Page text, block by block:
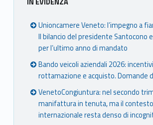
Unioncamere Veneto: l’impegno a
Il bilancio del presidente Santocono
per l’ultimo anno di mandato
Bando veicoli aziendali 2026:
rottamazione e acquisto. Domande
VenetoCongiuntura: nel secondo
manifattura in tenuta, ma il contesto
internazionale resta denso di